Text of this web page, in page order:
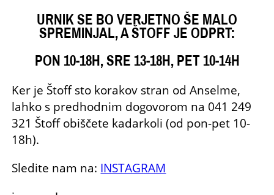
URNIK SE BO VERJETNO ŠE MALO
SPREMINJAL, A ŠTOFF JE ODPRT:
PON 10-18H, SRE 13-18H, PET 10-14H
Ker je Štoff sto korakov stran od Anselme,
lahko s predhodnim dogovorom na 041 249
321 Štoff obiščete kadarkoli (od pon-pet 10-
18h).
Sledite nam na: INSTAGRAM